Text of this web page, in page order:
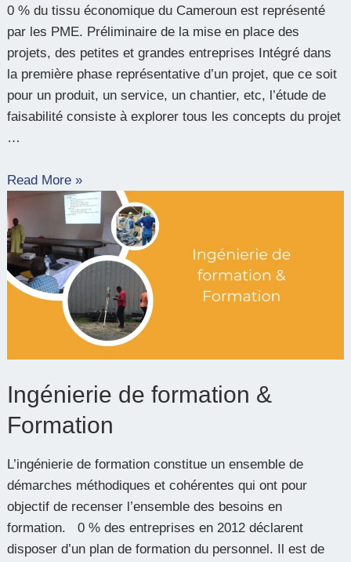
0 % du tissu économique du Cameroun est représenté
par les PME. Préliminaire de la mise en place des
projets, des petites et grandes entreprises Intégré dans
la première phase représentative d’un projet, que ce soit
pour un produit, un service, un chantier, etc, l’étude de
faisabilité consiste à explorer tous les concepts du projet
…
Read More »
Ingénierie de formation &
Formation
L’ingénierie de formation constitue un ensemble de
démarches méthodiques et cohérentes qui ont pour
objectif de recenser l’ensemble des besoins en
formation. 0 % des entreprises en 2012 déclarent
disposer d’un plan de formation du personnel. Il est de
Ingénierie
de
formation
&
Formation